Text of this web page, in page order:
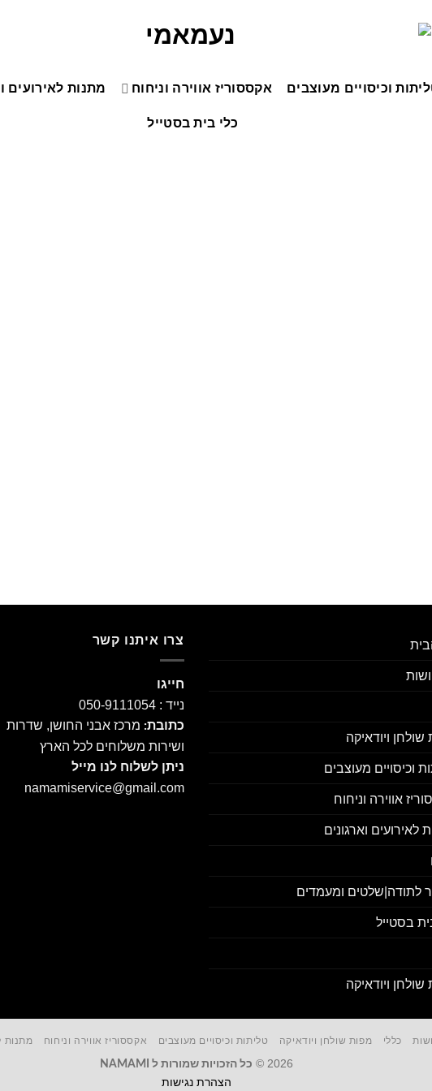
וכיסויים מעוצבים אקססוריז אווירה וניחוח מתנות לאירועים
כלי בית בסטייל
שולחן ויודאיקה
וכיסויים מעוצבים
אווירה וניחוח
לאירועים וארגונים
לתודה|שלטים ומעמדים
בסטייל
שולחן ויודאיקה
צרו איתנו קשר
חייגו
נייד : 050-9111054
כתובת: מרכז אבני החושן, שדרות
ושירות משלוחים לכל הארץ
ניתן לשלוח לנו מייל
namamiservice@gmail.com
כללי מפות שולחן ויודאיקה טליתות וכיסויים מעוצבים אקססוריז אווירה וניחוח מתנות
2026 © כל הזכויות שמורות ל NAMAMI
הצהרת נגישות